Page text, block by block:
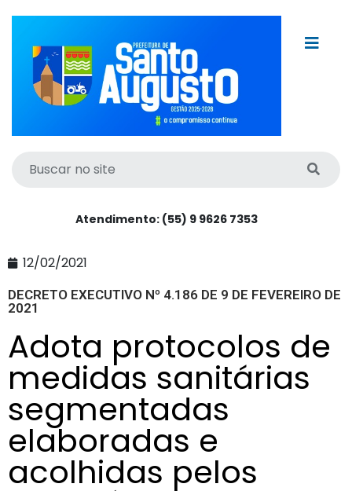
Atendimento: (55) 9 9626 7353
12/02/2021
DECRETO EXECUTIVO Nº 4.186 DE 9 DE FEVEREIRO DE
2021
Adota protocolos de
medidas sanitárias
segmentadas
elaboradas e
acolhidas pelos